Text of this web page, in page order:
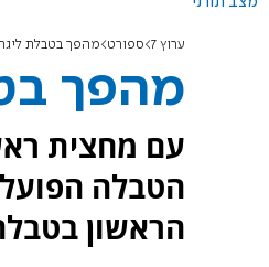
ערוץ 7 ספורט מהפך בטבלת
מהפך
עם מחצית
הראשון